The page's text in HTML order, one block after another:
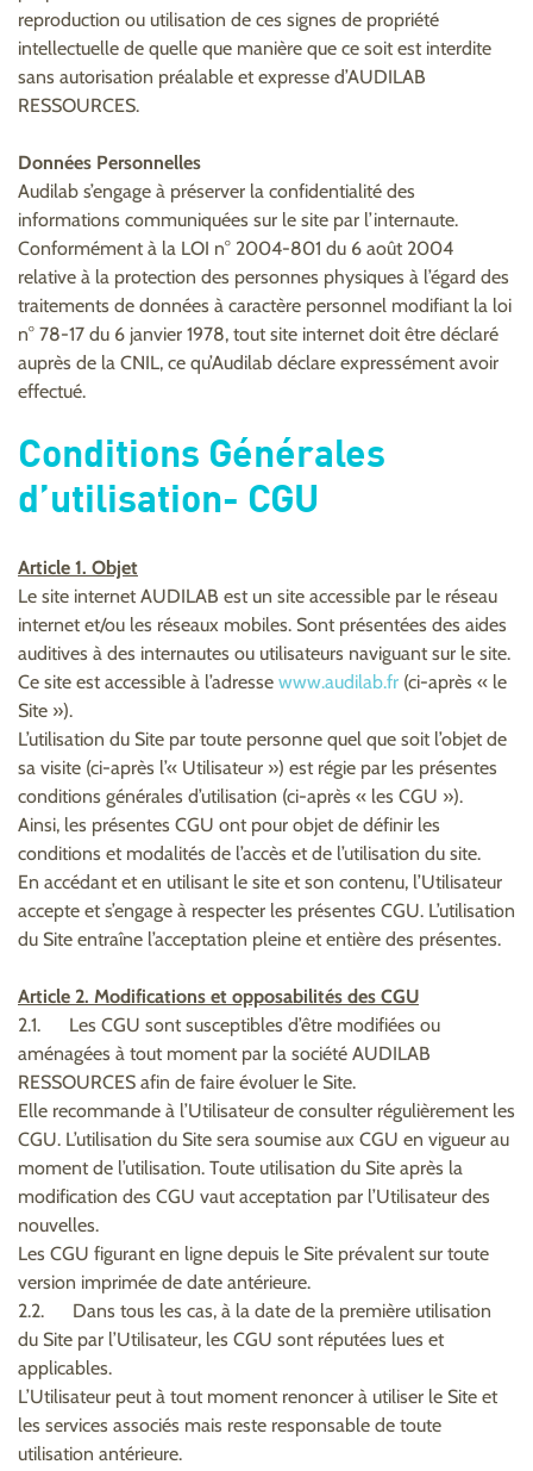
reproduction ou utilisation de ces signes de propriété
intellectuelle de quelle que manière que ce soit est interdite
sans autorisation préalable et expresse d’AUDILAB
RESSOURCES.
Données Personnelles
Audilab s’engage à préserver la confidentialité des
informations communiquées sur le site par l’internaute.
Conformément à la LOI n° 2004-801 du 6 août 2004
relative à la protection des personnes physiques à l’égard des
traitements de données à caractère personnel modifiant la loi
n° 78-17 du 6 janvier 1978, tout site internet doit être déclaré
auprès de la CNIL, ce qu’Audilab déclare expressément avoir
effectué.
Conditions Générales
d’utilisation- CGU
Article 1. Objet
Le site internet AUDILAB est un site accessible par le réseau
internet et/ou les réseaux mobiles. Sont présentées des aides
auditives à des internautes ou utilisateurs naviguant sur le site.
Ce site est accessible à l’adresse www.audilab.fr (ci-après « le
Site »).
L’utilisation du Site par toute personne quel que soit l’objet de
sa visite (ci-après l’« Utilisateur ») est régie par les présentes
conditions générales d’utilisation (ci-après « les CGU »).
Ainsi, les présentes CGU ont pour objet de définir les
conditions et modalités de l’accès et de l’utilisation du site.
En accédant et en utilisant le site et son contenu, l’Utilisateur
accepte et s’engage à respecter les présentes CGU. L’utilisation
du Site entraîne l’acceptation pleine et entière des présentes.
Article 2. Modifications et opposabilités des CGU
2.1. Les CGU sont susceptibles d’être modifiées ou
aménagées à tout moment par la société AUDILAB
RESSOURCES afin de faire évoluer le Site.
Elle recommande à l’Utilisateur de consulter régulièrement les
CGU. L’utilisation du Site sera soumise aux CGU en vigueur au
moment de l’utilisation. Toute utilisation du Site après la
modification des CGU vaut acceptation par l’Utilisateur des
nouvelles.
Les CGU figurant en ligne depuis le Site prévalent sur toute
version imprimée de date antérieure.
2.2. Dans tous les cas, à la date de la première utilisation
du Site par l’Utilisateur, les CGU sont réputées lues et
applicables.
L’Utilisateur peut à tout moment renoncer à utiliser le Site et
les services associés mais reste responsable de toute
utilisation antérieure.